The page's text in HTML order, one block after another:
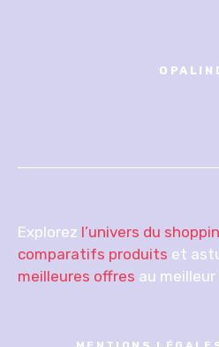
Explorez l’univers du
comparatifs produits et
meilleures offres au meilleur